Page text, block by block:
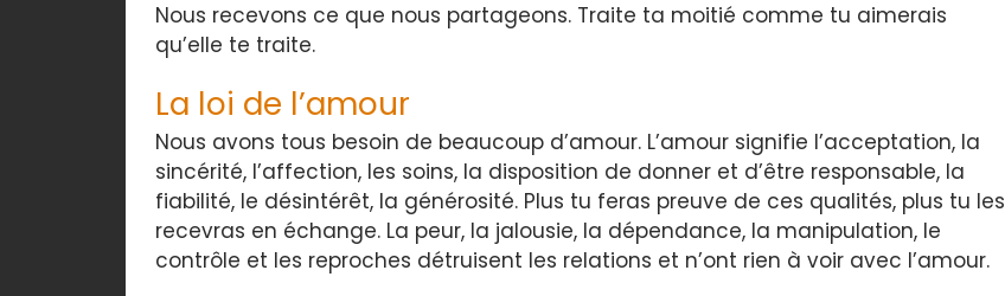
Nous recevons ce que nous partageons. Traite ta moitié comme tu aimerais
qu’elle te traite.
La loi de l’amour
Nous avons tous besoin de beaucoup d’amour. L’amour signifie l’acceptation, la
sincérité, l’affection, les soins, la disposition de donner et d’être responsable, la
fiabilité, le désintérêt, la générosité. Plus tu feras preuve de ces qualités, plus tu les
recevras en échange. La peur, la jalousie, la dépendance, la manipulation, le
contrôle et les reproches détruisent les relations et n’ont rien à voir avec l’amour.